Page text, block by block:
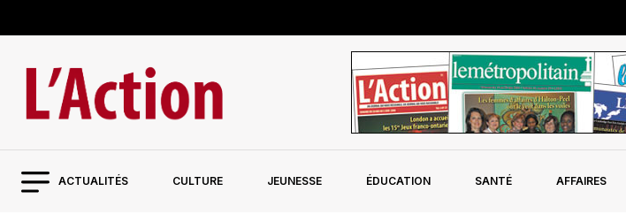
ACTUALITÉS CULTURE JEUNESSE ÉDUCATION SANTÉ AFFAIRES